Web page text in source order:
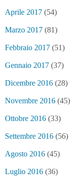
Aprile 2017 (54)
Marzo 2017 (81)
Febbraio 2017 (51)
Gennaio 2017 (37)
Dicembre 2016 (28)
Novembre 2016 (45)
Ottobre 2016 (33)
Settembre 2016 (56)
Agosto 2016 (45)
Luglio 2016 (36)